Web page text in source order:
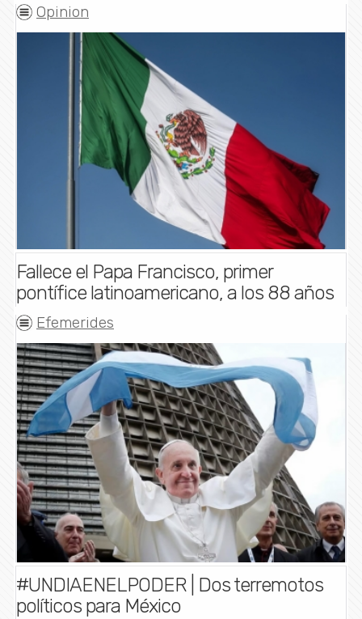
Opinion
Fallece el Papa Francisco, primer
pontífice latinoamericano, a los 88 años
Efemerides
#UNDIAENELPODER | Dos terremotos
políticos para México